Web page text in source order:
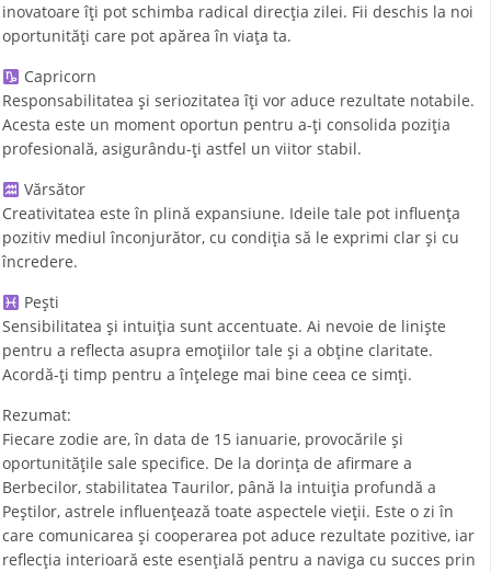
inovatoare îți pot schimba radical direcția zilei. Fii deschis la noi
oportunități care pot apărea în viața ta.
Capricorn
Responsabilitatea și seriozitatea îți vor aduce rezultate notabile.
Acesta este un moment oportun pentru a-ți consolida poziția
profesională, asigurându-ți astfel un viitor stabil.
Vărsător
Creativitatea este în plină expansiune. Ideile tale pot influența
pozitiv mediul înconjurător, cu condiția să le exprimi clar și cu
încredere.
Pești
Sensibilitatea și intuiția sunt accentuate. Ai nevoie de liniște
pentru a reflecta asupra emoțiilor tale și a obține claritate.
Acordă-ți timp pentru a înțelege mai bine ceea ce simți.
Rezumat:
Fiecare zodie are, în data de 15 ianuarie, provocările și
oportunitățile sale specifice. De la dorința de afirmare a
Berbecilor, stabilitatea Taurilor, până la intuiția profundă a
Peștilor, astrele influențează toate aspectele vieții. Este o zi în
care comunicarea și cooperarea pot aduce rezultate pozitive, iar
reflecția interioară este esențială pentru a naviga cu succes prin